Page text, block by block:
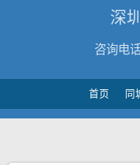
深
咨询电
首页 同